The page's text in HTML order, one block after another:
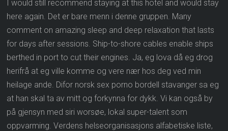
I would still recommend staying at this hotel and would stay
here again. Det er bare menn i denne gruppen. Many
comment on amazing sleep and deep relaxation that lasts
for days after sessions. Ship-to-shore cables enable ships
berthed in port to cut their engines. Ja, eg lova då eg drog
herifrå at eg ville komme og vere nær hos deg ved min
heilage ande. Difor norsk sex porno bordell stavanger sa eg
at han skal ta av mitt og forkynna for dykk. Vi kan også by
på gjensyn med siri worsøe, lokal super-talent som
oppvarming. Verdens helseorganisasjons alfabetiske liste,